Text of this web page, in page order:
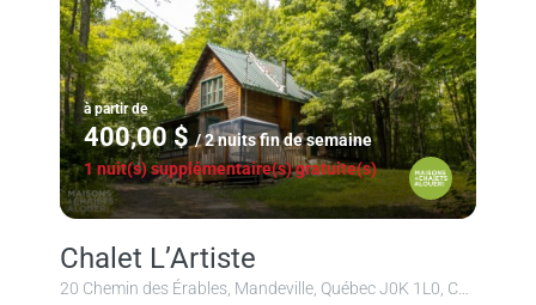
à partir de
400,00 $ / 2 nuits fin de semaine
1 nuit(s) supplémentaire(s) gratuite(s)
Chalet L’Artiste